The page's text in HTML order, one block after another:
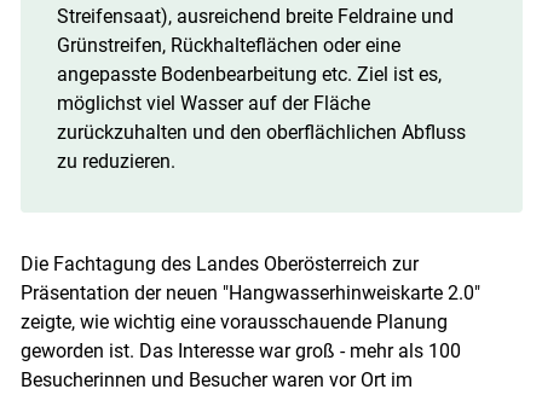
Streifensaat), ausreichend breite Feldraine und
Grünstreifen, Rückhalteflächen oder eine
angepasste Bodenbearbeitung etc. Ziel ist es,
möglichst viel Wasser auf der Fläche
zurückzuhalten und den oberflächlichen Abfluss
zu reduzieren.
Die Fachtagung des Landes Oberösterreich zur
Präsentation der neuen "Hangwasserhinweiskarte 2.0"
zeigte, wie wichtig eine vorausschauende Planung
geworden ist. Das Interesse war groß - mehr als 100
Besucherinnen und Besucher waren vor Ort im